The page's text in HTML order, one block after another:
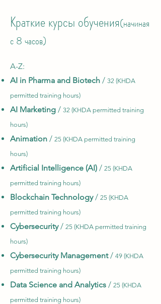
Краткие курсы обучения(начиная
с 8 часов)
A-Z:​
AI in Pharma and Biotech / 32 (KHDA
permitted training hours)
AI Marketing / 32 (KHDA permitted training
hours)
Animation / 25 (KHDA permitted training
hours)
Artificial Intelligence (AI) / 25 (KHDA
permitted training hours)
Blockchain Technology/ 25 (KHDA
permitted training hours)
Cybersecurity/ 25 (KHDA permitted training
hours)
Cybersecurity Management/ 49 (KHDA
permitted training hours)
Data Science and Analytics / 25 (KHDA
permitted training hours)